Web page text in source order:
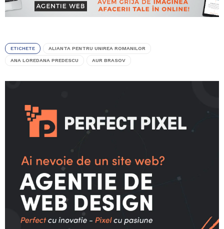
ETICHETE ALIANTA PENTRU UNIREA ROMANILOR
ANA LOREDANA PREDESCU AUR BRASOV